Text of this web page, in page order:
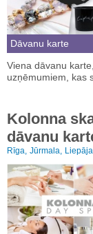
Dāvanu karte
Viena dāvanu
uzņēmumiem, kas
Kolonna
dāvanu
Rīga, Jūrmala, Liepāja,